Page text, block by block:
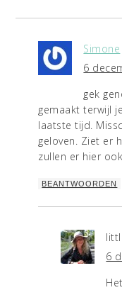
Simone
6
gek
gemaakt terwijl
laatste tijd.
geloven. Ziet er
zullen er hier ook
BEANTWOORDEN
6